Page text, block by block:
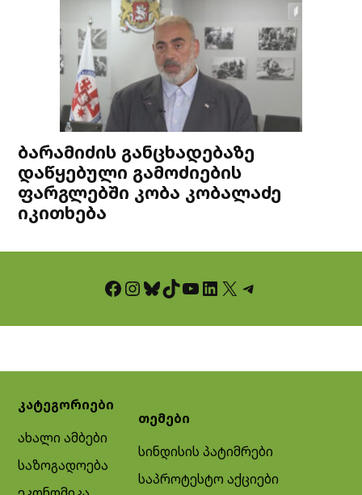
ბარამიძის განცხადებაზე
დაწყებული გამოძიების
ფარგლებში კობა კობალაძე
იკითხება
Facebook InstagramBluesky TikTok YouTube LinkedIn X Telegram
კატეგორიები
ახალი ამბები
საზოგადოება
თემები
სინდისის პატიმრები
საპროტესტო აქციები